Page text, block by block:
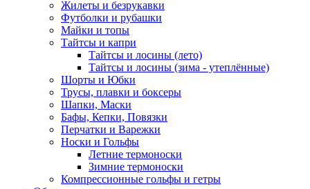
Жилеты и безрукавки
Футболки и рубашки
Майки и топы
Тайтсы и капри
Тайтсы и лосины (лето)
Тайтсы и лосины (зима - утеплённые)
Шорты и Юбки
Трусы, плавки и боксеры
Шапки, Маски
Бафы, Кепки, Повязки
Перчатки и Варежки
Носки и Гольфы
Летние термоноски
Зимние термоноски
Компрессионные гольфы и гетры